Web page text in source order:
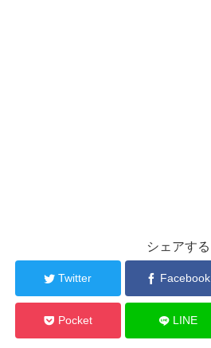
シェアする
Twitter Facebook
Pocket LINE